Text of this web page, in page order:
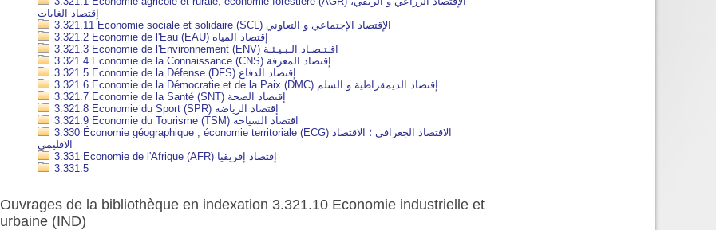
إقتصاد الغابات
3.321.11 Economie sociale et solidaire (SCL) الإقتصاد الإجتماعي و التعاوني
3.321.2 Economie de l'Eau (EAU) إقتصاد المياه
3.321.3 Economie de l'Environnement (ENV) اقـتـصـاد الـبـيـئـة
3.321.4 Economie de la Connaissance (CNS) إقتصاد المعرفة
3.321.5 Economie de la Défense (DFS) إقتصاد الدفاع
3.321.6 Economie de la Démocratie et de la Paix (DMC) إقتصاد الديمقراطية و السلم
3.321.7 Economie de la Santé (SNT) إقتصاد الصحة
3.321.8 Economie du Sport (SPR) إقتصاد الرياضة
3.321.9 Economie du Tourisme (TSM) اقتصاد السياحة
3.330 Économie géographique ; économie territoriale (ECG) الاقتصاد الجغرافي ؛ الاقتصاد
الاقليمي
3.331 Economie de l'Afrique (AFR) إقتصاد إفريقيا
3.331.5
Ouvrages de la bibliothèque en indexation 3.321.10 Economie industrielle et
urbaine (IND)